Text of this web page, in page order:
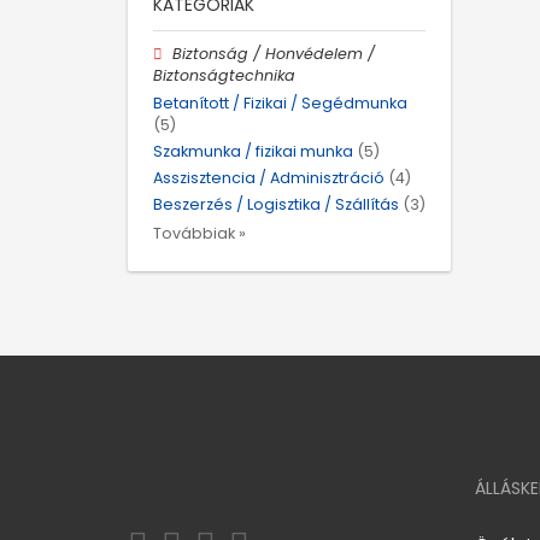
KATEGÓRIÁK
Biztonság / Honvédelem /
Biztonságtechnika
Betanított / Fizikai / Segédmunka
(5)
Szakmunka / fizikai munka (5)
Asszisztencia / Adminisztráció (4)
Beszerzés / Logisztika / Szállítás (3)
Továbbiak »